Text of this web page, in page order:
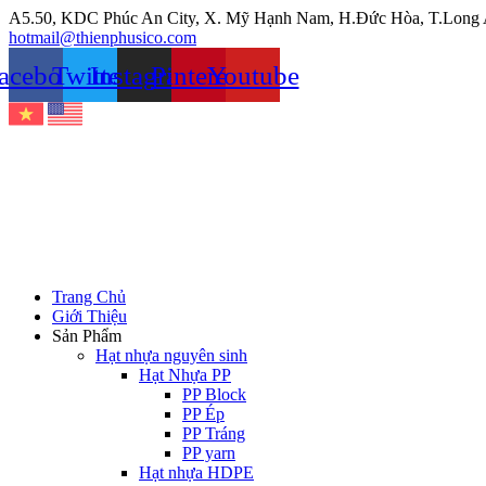
Chuyển
đến
dung
A5.50, KDC Phúc An City, X. Mỹ Hạnh Nam, H.Đức Hòa, T.Long
hotmail@thienphusico.com
TwitterInstagramPinterestYoutube
Trang Chủ
Giới Thiệu
Sản Phẩm
Hạt nhựa nguyên sinh
Hạt Nhựa PP
PP Block
PP Ép
PP Tráng
PP yarn
Hạt nhựa HDPE